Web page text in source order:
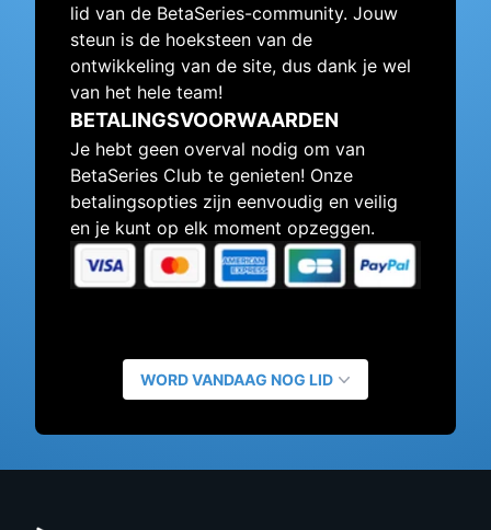
lid van de BetaSeries-community. Jouw
steun is de hoeksteen van de
ontwikkeling van de site, dus dank je wel
van het hele team!
BETALINGSVOORWAARDEN
Je hebt geen overval nodig om van
BetaSeries Club te genieten! Onze
betalingsopties zijn eenvoudig en veilig
en je kunt op elk moment opzeggen.
WORD VANDAAG NOG LID